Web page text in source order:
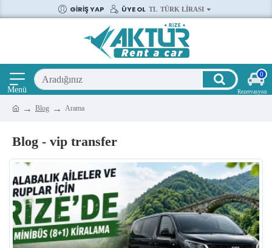
GIRIŞ YAP ÜYE OL TL TÜRK LIRASI
0
Blog Arama
Blog - vip transfer